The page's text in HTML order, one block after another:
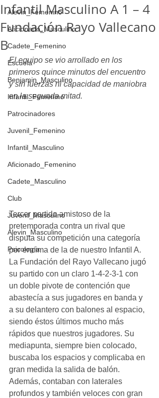
Alevin_Femenino
Aficionado_Masculino
Cadete_Femenino
Escuela
Benjamin_Masculino
Infantil_Femenino
Patrocinadores
Juvenil_Femenino
Infantil_Masculino
Aficionado_Femenino
Cadete_Masculino
Club
Juvenil_Masculino
Alevin_Masculino
Psicología
Infantil Masculino A 1 – 4
Fundación Rayo Vallecano
B
El equipo se vio arrollado en los
primeros quince minutos del encuentro
y sin fuerzas ni capacidad de maniobra
en la segunda mitad.
Tercer partido amistoso de la
pretemporada contra un rival que
disputa su competición una categoría
por encima de la de nuestro Infantil A.
La Fundación del Rayo Vallecano jugó
su partido con un claro 1-4-2-3-1 con
un doble pivote de contención que
abastecía a sus jugadores en banda y
a su delantero con balones al espacio,
siendo éstos últimos mucho más
rápidos que nuestros jugadores. Su
mediapunta, siempre bien colocado,
buscaba los espacios y complicaba en
gran medida la salida de balón.
Además, contaban con laterales
profundos y también veloces con gran